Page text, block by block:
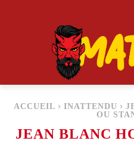
ACCUEIL INATTENDU
OU
JEAN BLANC